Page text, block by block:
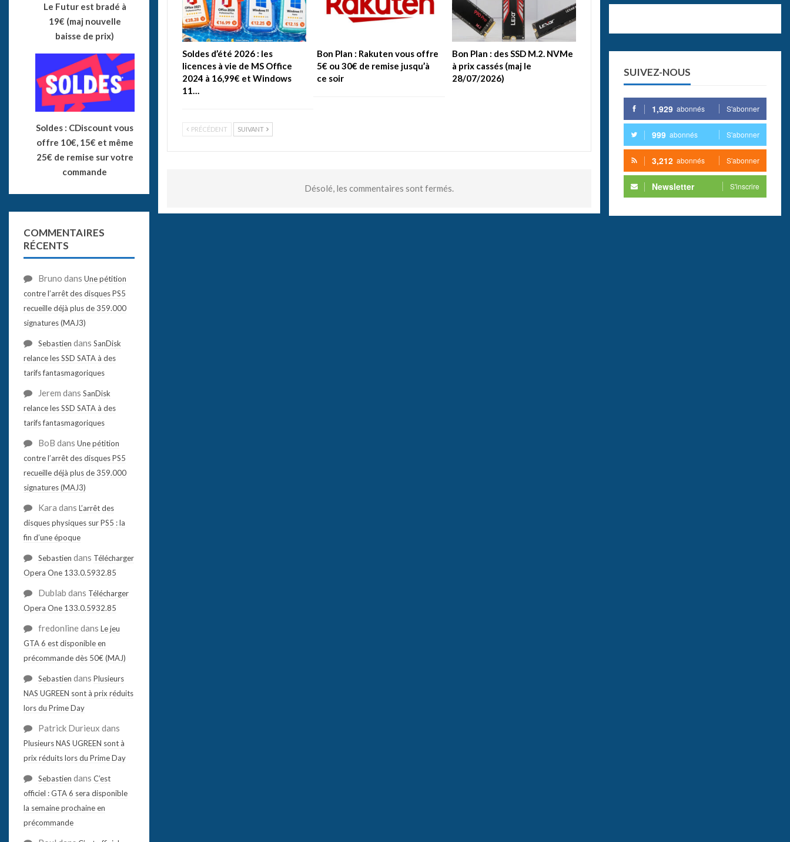
Soldes d’été 2026 : les
licences à vie de MS Office
2024 à 16,99€ et Windows
11…
Bon Plan : Rakuten vous offre
5€ ou 30€ de remise jusqu’à
ce soir
Bon Plan : des SSD M.2. NVMe
à prix cassés (maj le
28/07/2026)
PRÉCÉDENT SUIVANT
Désolé, les commentaires sont fermés.
SUIVEZ-NOUS
1,929 abonnés S'abonner
999 abonnés S'abonner
3,212 abonnés S'abonner
Newsletter S'inscrire
Le Futur est bradé à
19€ (maj nouvelle
baisse de prix)
Soldes : CDiscount vous
offre 10€, 15€ et même
25€ de remise sur votre
commande
COMMENTAIRES
RÉCENTS
Bruno dans Une pétition
contre l’arrêt des disques PS5
recueille déjà plus de 359.000
signatures (MAJ3)
Sebastien dans SanDisk
relance les SSD SATA à des
tarifs fantasmagoriques
Jerem dans SanDisk
relance les SSD SATA à des
tarifs fantasmagoriques
BoB dans Une pétition
contre l’arrêt des disques PS5
recueille déjà plus de 359.000
signatures (MAJ3)
Kara dans L’arrêt des
disques physiques sur PS5 : la
fin d’une époque
Sebastien dans Télécharger
Opera One 133.0.5932.85
Dublab dans Télécharger
Opera One 133.0.5932.85
fredonlinedans Le jeu
GTA 6 est disponible en
précommande dès 50€ (MAJ)
Sebastien dans Plusieurs
NAS UGREEN sont à prix réduits
lors du Prime Day
Patrick Durieux dans
Plusieurs NAS UGREEN sont à
prix réduits lors du Prime Day
Sebastien dans C’est
officiel : GTA 6 sera disponible
la semaine prochaine en
précommande